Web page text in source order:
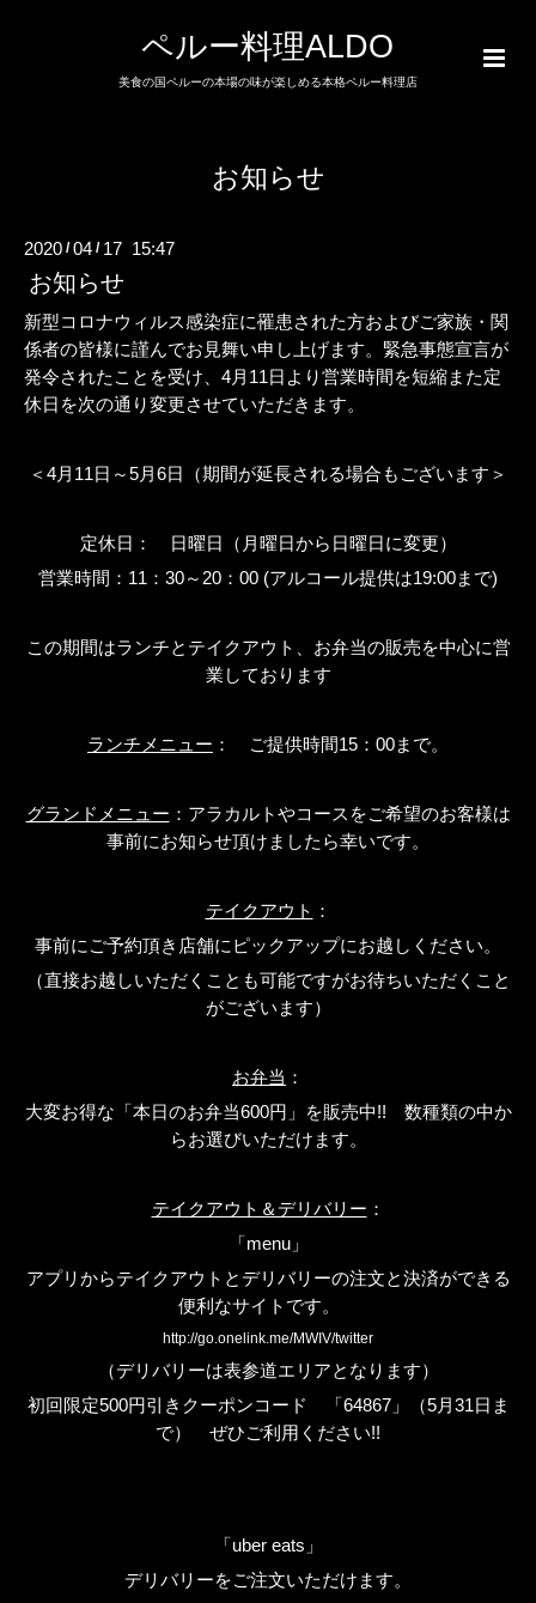
ペルー料理ALDO
美食の国ペルーの本場の味が楽しめる本格ペルー料理店
お知らせ
2020 /04 / 17 15:47
お知らせ
新型コロナウィルス感染症に罹患された方およびご家族・関
係者の皆様に謹んでお見舞い申し上げます。緊急事態宣言が
発令されたことを受け、 4月 11 日より営業時間を短縮また定
休日を次の通り変更させていただきます。
＜4月 11 日～5月 6日（期間が延長される場合もございます＞
定休日： 日曜日（月曜日から日曜日に変更）
営業時間： 11 ： 30～ 20 ： 00 (アルコール提供は19:00まで)
この期間はランチとテイクアウト、お弁当の販売を中心に営
業しております
ランチメニュー ： ご提供時間15 ： 00まで。
グランドメニュー ：アラカルトやコースをご希望のお客様は
事前にお知らせ頂けましたら幸いです。
テイクアウト ：
事前にご予約頂き店舗にピックアップにお越しください。
（直接お越しいただくことも可能ですがお待ちいただくこと
がございます）
お弁当 ：
大変お得な「本日のお弁当600円」を販売中!! 数種類の中か
らお選びいただけます。
テイクアウト＆デリバリー ：
「 menu」
アプリからテイクアウトとデリバリーの注文と決済ができる
便利なサイトです。
http://go.onelink.me/MWIV/twitter
（デリバリーは表参道エリアとなります）
初回限定500円引きクーポンコード 「 64867」（5月 31 日ま
で） ぜひご利用ください!!
「 uber eats 」
デリバリーをご注文いただけます。